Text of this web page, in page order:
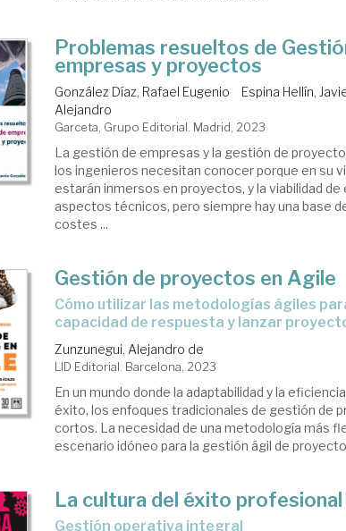
Problemas resueltos de
empresas y proyectos
González Díaz, Rafael Eugenio Espina Hellín,
Alejandro
Garceta, Grupo Editorial. Madrid, 2023
La gestión de empresas y la gestión de
los ingenieros necesitan conocer porque en su
estarán inmersos en proyectos, y la viabilidad
aspectos técnicos, pero siempre hay una base
costes ...
Gestión de proyectos en Agile
cómo utilizar las metodologías ágiles para mejorar tu
capacidad de respuesta y lanzar
Zunzunegui, Alejandro de
LID Editorial. Barcelona, 2023
En un mundo donde la adaptabilidad y la
éxito, los enfoques tradicionales de gestión de
cortos. La necesidad de una metodología más
escenario idóneo para la gestión ágil de
La cultura del éxito
gestión operativa integral